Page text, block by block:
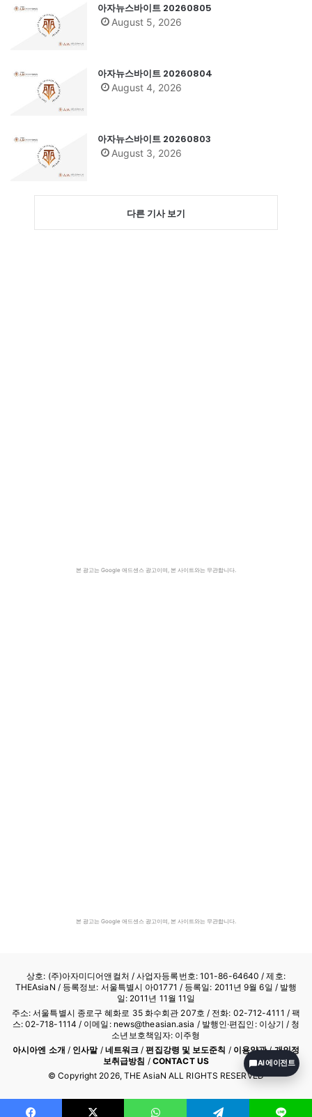
아자뉴스바이트 20260805
August 5, 2026
아자뉴스바이트 20260804
August 4, 2026
아자뉴스바이트 20260803
August 3, 2026
다른 기사 보기
본 광고는 Google 애드센스 광고이며, 본 사이트와는 무관합니다.
본 광고는 Google 애드센스 광고이며, 본 사이트와는 무관합니다.
상호: (주)아자미디어앤컬처 /사업자등록번호: 101-86-64640 / 제호:
THEAsiaN / 등록정보: 서울특별시 아01771 / 등록일: 2011년 9월 6일 / 발행
일: 2011년 11월 11일
주소: 서울특별시 종로구 혜화로 35 화수회관 207호 / 전화: 02-712-4111 / 팩
스: 02-718-1114 / 이메일: news@theasian.asia / 발행인·편집인: 이상기 / 청
소년보호책임자: 이주형
아시아엔 소개 / 인사말/ 네트워크 /편집강령 및 보도준칙 / 이용약관/개인정
보취급방침 / CONTACT US
© Copyright 2026, THE AsiaN ALL RIGHTS RESERVED
AI 에이전트